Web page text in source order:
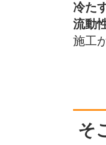
冷た
流動
施工
そ